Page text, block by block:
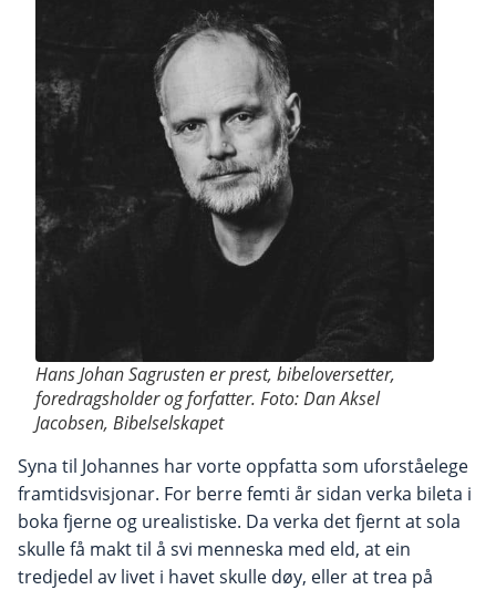
Hans Johan Sagrusten er prest, bibeloversetter,
foredragsholder og forfatter. Foto: Dan Aksel
Jacobsen, Bibelselskapet
Syna til Johannes har vorte oppfatta som uforståelege
framtidsvisjonar. For berre femti år sidan verka bileta i
boka fjerne og urealistiske. Da verka det fjernt at sola
skulle få makt til å svi menneska med eld, at ein
tredjedel av livet i havet skulle døy, eller at trea på